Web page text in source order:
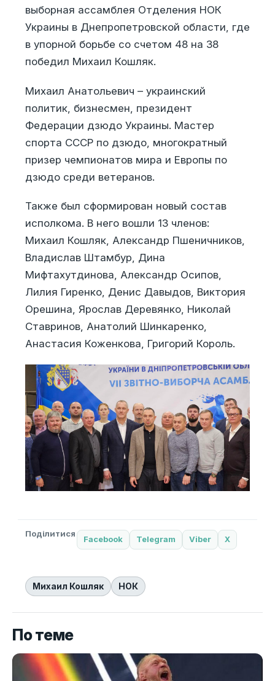
выборная ассамблея Отделения НОК
Украины в Днепропетровской области, где
в упорной борьбе со счетом 48 на 38
победил Михаил Кошляк.
Михаил Анатольевич – украинский
политик, бизнесмен, президент
Федерации дзюдо Украины. Мастер
спорта СССР по дзюдо, многократный
призер чемпионатов мира и Европы по
дзюдо среди ветеранов.
Также был сформирован новый состав
исполкома. В него вошли 13 членов:
Михаил Кошляк, Александр Пшеничников,
Владислав Штамбур, Дина
Мифтахутдинова, Александр Осипов,
Лилия Гиренко, Денис Давыдов, Виктория
Орешина, Ярослав Деревянко, Николай
Ставринов, Анатолий Шинкаренко,
Анастасия Коженкова, Григорий Король.
Поділитися
Facebook Telegram Viber X
Михаил Кошляк НОК
По теме